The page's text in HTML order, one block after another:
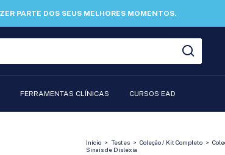
FERRAMENTAS CLÍNICAS CURSOS EAD
Início > Testes > Coleção / Kit Completo >
Sinais de Dislexia